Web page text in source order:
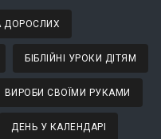
ДОРОСЛИХ
БІБЛІЙНІ УРОКИ ДІТЯМ
ВИРОБИ СВОЇМИ РУКАМИ
ДЕНЬ У КАЛЕНДАРІ